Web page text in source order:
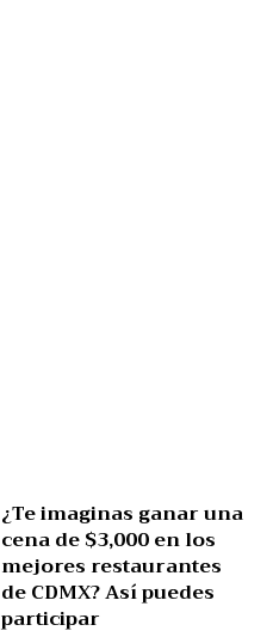
¿Te imaginas ganar una
cena de $3,000 en los
mejores restaurantes
de CDMX? Así puedes
participar